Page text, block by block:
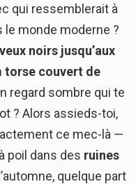
qui ressemblerait à
le monde moderne ?
noirs jusqu’aux
torse couvert de
regard sombre qui te
? Alors assieds-toi,
ce mec-là —
poil dans des ruines
quelque part